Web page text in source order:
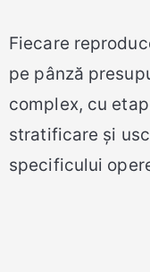
Fiecare
pe pânză
complex, cu
stratificare și
specificului